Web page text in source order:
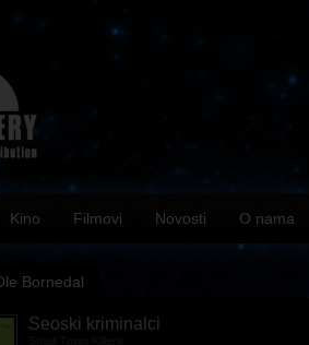
Kino Filmovi Novosti O nama
Bornedal
Seoski kriminalci